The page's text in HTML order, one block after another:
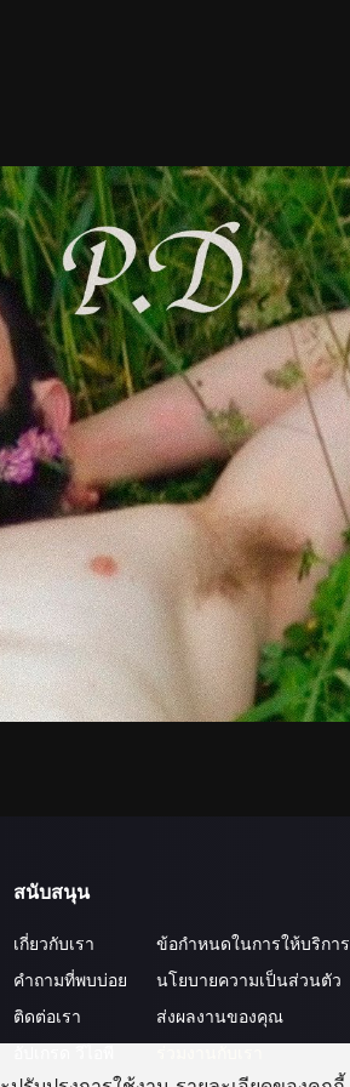
สนับสนุน
เกี่ยวกับเรา
คำถามที่พบบ่อย
ติดต่อเรา
ข้อกำหนดในการให้บริการ
นโยบายความเป็นส่วนตัว
ส่งผลงานของคุณ